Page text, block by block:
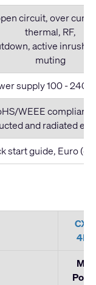
circuit, over
thermal, RF,
active inrush
muting
supply 100 - 240
WEEE compliant,
and radiated
start guide, Euro
CX-
4K8
Max